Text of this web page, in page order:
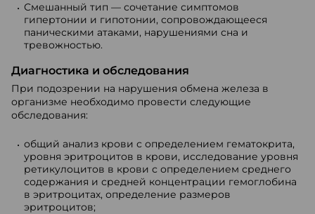
Смешанный тип — сочетание симптомов
гипертонии и гипотонии, сопровождающееся
паническими атаками, нарушениями сна и
тревожностью.
Диагностика и обследования
При подозрении на нарушения обмена железа в
организме необходимо провести следующие
обследования:
общий анализ крови с определением гематокрита,
уровня эритроцитов в крови, исследование уровня
ретикулоцитов в крови с определением среднего
содержания и средней концентрации гемоглобина
в эритроцитах, определение размеров
эритроцитов;